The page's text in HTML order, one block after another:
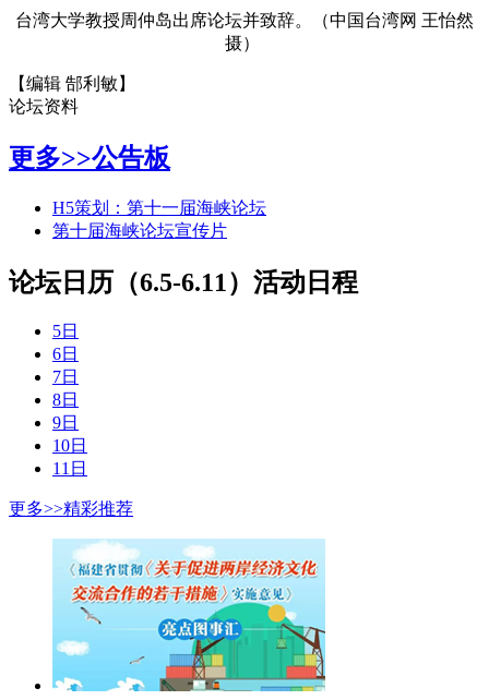
台湾大学教授周仲岛出席论坛并致辞。（中国台湾网 王怡然
摄）
【编辑 郜利敏】
论坛资料
更多>>公告板
H5策划：第十一届海峡论坛
第十届海峡论坛宣传片
论坛日历（6.5-6.11） 活动日程
5日
6日
7日
8日
9日
10日
11日
更多>>精彩推荐